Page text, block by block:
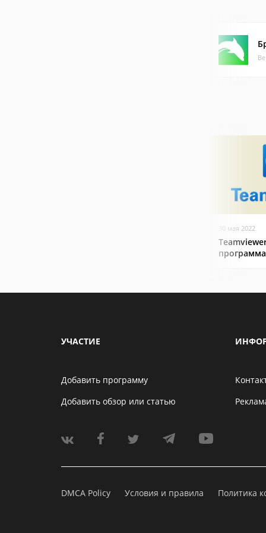
30 мая 2022
программа
УЧАСТИЕ
Добавить программу
Добавить обзор или статью
DMCA Policy Условия и правила Политика